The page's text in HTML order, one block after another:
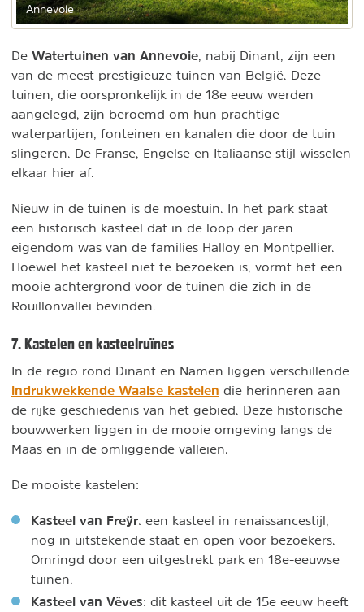
Annevoie
De Watertuinen van Annevoie, nabij Dinant, zijn een
van de meest prestigieuze tuinen van België. Deze
tuinen, die oorspronkelijk in de 18e eeuw werden
aangelegd, zijn beroemd om hun prachtige
waterpartijen, fonteinen en kanalen die door de tuin
slingeren. De Franse, Engelse en Italiaanse stijl wisselen
elkaar hier af.
Nieuw in de tuinen is de moestuin. In het park staat
een historisch kasteel dat in de loop der jaren
eigendom was van de families Halloy en Montpellier.
Hoewel het kasteel niet te bezoeken is, vormt het een
mooie achtergrond voor de tuinen die zich in de
Rouillonvallei bevinden.
7. Kastelen en kasteelruïnes
In de regio rond Dinant en Namen liggen verschillende
indrukwekkende Waalse kastelen die herinneren aan
de rijke geschiedenis van het gebied. Deze historische
bouwwerken liggen in de mooie omgeving langs de
Maas en in de omliggende valleien.
De mooiste kastelen:
Kasteel van Freÿr: een kasteel in renaissancestijl,
nog in uitstekende staat en open voor bezoekers.
Omringd door een uitgestrekt park en 18e-eeuwse
tuinen.
Kasteel van Vêves: dit kasteel uit de 15e eeuw heeft